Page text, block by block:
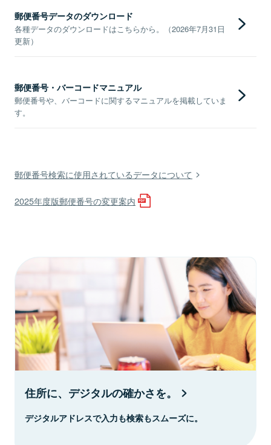
郵便番号データのダウンロード
各種データのダウンロードはこちらから。（2026年7月31日
更新）
郵便番号・バーコードマニュアル
郵便番号や、バーコードに関するマニュアルを掲載していま
す。
郵便番号検索に使用されているデータについて
2025年度版郵便番号の変更案内
住所に、デジタルの確かさを。
デジタルアドレスで入力も検索もスムーズに。